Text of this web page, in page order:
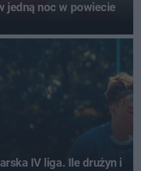
jedną noc w powiecie
IV liga. Ile drużyn i